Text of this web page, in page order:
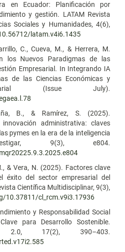
en Ecuador: Planificación por
y gestión. LATAM Revista
Sociales y Humanidades, 4(6),
latam.v4i6.1435
C., Cueva, M., & Herrera, M.
los Nuevos Paradigmas de las
Empresarial. In Integrando IA
de las Ciencias Económicas y
(Issue July).
B., & Ramírez, S. (2025).
administrativa: claves
pymes en la era de la inteligencia
9(3), e804.
& Vera, N. (2025). Factores clave
éxito del sector empresarial del
Científica Multidisciplinar, 9(3),
10.37811/cl_rcm.v9i3.17936
y Responsabilidad Social
para Desarrollo Sostenible.
2.0, 17(2), 390–403.